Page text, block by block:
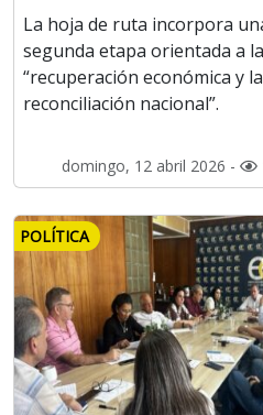
La hoja de ruta incorpora
segunda etapa orientada a la
“recuperación económica y la
reconciliación nacional”.
domingo, 12 abril 2026 -
POLÍTICA